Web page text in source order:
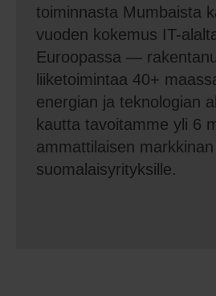
toiminnasta Mumbaista
vuoden kokemus IT-
Euroopassa —
liiketoimintaa 40+
energian ja teknologian
kautta tavoitamme yli 6
ammattilaisen markkinan
suomalaisyrityksille.